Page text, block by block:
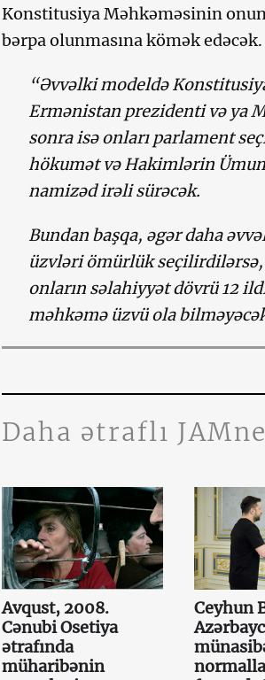
Konstitusiya Məhkəməsinin
bərpa olunmasına kömək edəcək.
“Əvvəlki modeldə
Ermənistan prezidenti və ya
sonra isə onları parlament
hökumət və Hakimlərin
namizəd irəli sürəcək.
Bundan başqa, əgər daha
üzvləri ömürlük
onların səlahiyyət dövrü 12
məhkəmə üzvü ola
Daha ətraflı
Avqust, 2008.
Cənubi Osetiya
ətrafında
müharibənin
Ceyhun